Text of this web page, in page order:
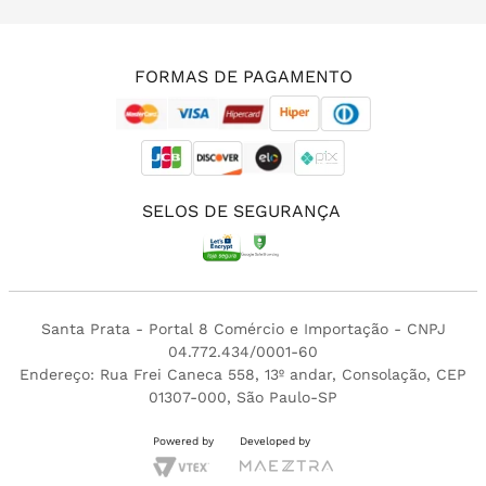
FORMAS DE PAGAMENTO
SELOS DE SEGURANÇA
Santa Prata - Portal 8 Comércio e Importação - CNPJ
04.772.434/0001-60
Endereço: Rua Frei Caneca 558, 13º andar, Consolação, CEP
01307-000, São Paulo-SP
Powered by Developed by